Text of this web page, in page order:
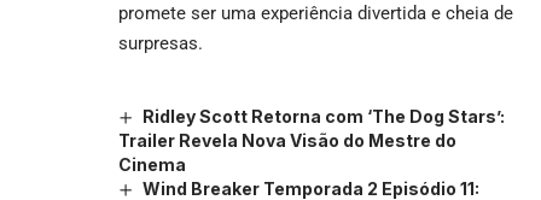
promete ser uma experiência divertida e cheia de
surpresas.
Ridley Scott Retorna com ‘The Dog Stars’:
Trailer Revela Nova Visão do Mestre do
Cinema
Wind Breaker Temporada 2 Episódio 11: